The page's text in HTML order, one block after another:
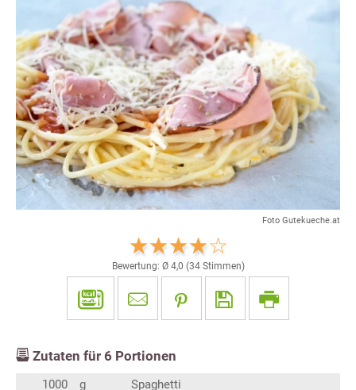
Foto Gutekueche.at
Bewertung: Ø 4,0 (34Stimmen)
Zutaten für 6 Portionen
1000 g
Spaghetti